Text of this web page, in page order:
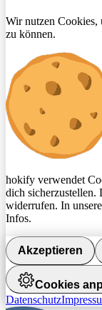
Wir nutzen Cookies,
zu können.
hokify verwendet
dich sicherzustellen.
widerrufen. In
Infos.
Akzeptieren
Cookies
Datenschutz